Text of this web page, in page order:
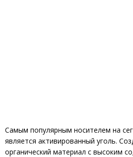
Самым популярным носителем на
является активированный уголь.
органический материал с высоким